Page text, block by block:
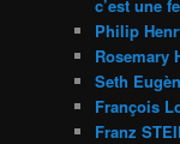
c’est une
Philip
Rosemary
Seth
François
Franz